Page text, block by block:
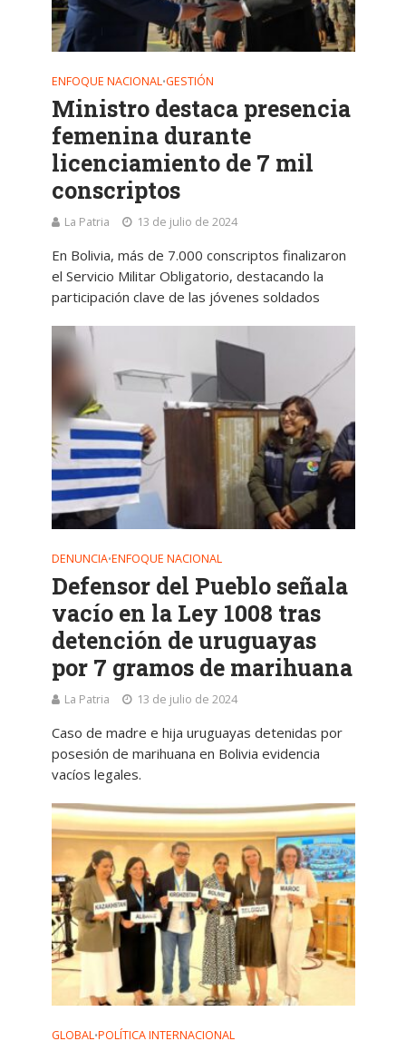
ENFOQUE NACIONAL•GESTIÓN
Ministro destaca presencia
femenina durante
licenciamiento de 7 mil
conscriptos
La Patria 13 de julio de 2024
En Bolivia, más de 7.000 conscriptos finalizaron
el Servicio Militar Obligatorio, destacando la
participación clave de las jóvenes soldados
DENUNCIA•ENFOQUE NACIONAL
Defensor del Pueblo señala
vacío en la Ley 1008 tras
detención de uruguayas
por 7 gramos de marihuana
La Patria 13 de julio de 2024
Caso de madre e hija uruguayas detenidas por
posesión de marihuana en Bolivia evidencia
vacíos legales.
GLOBAL•POLÍTICA INTERNACIONAL